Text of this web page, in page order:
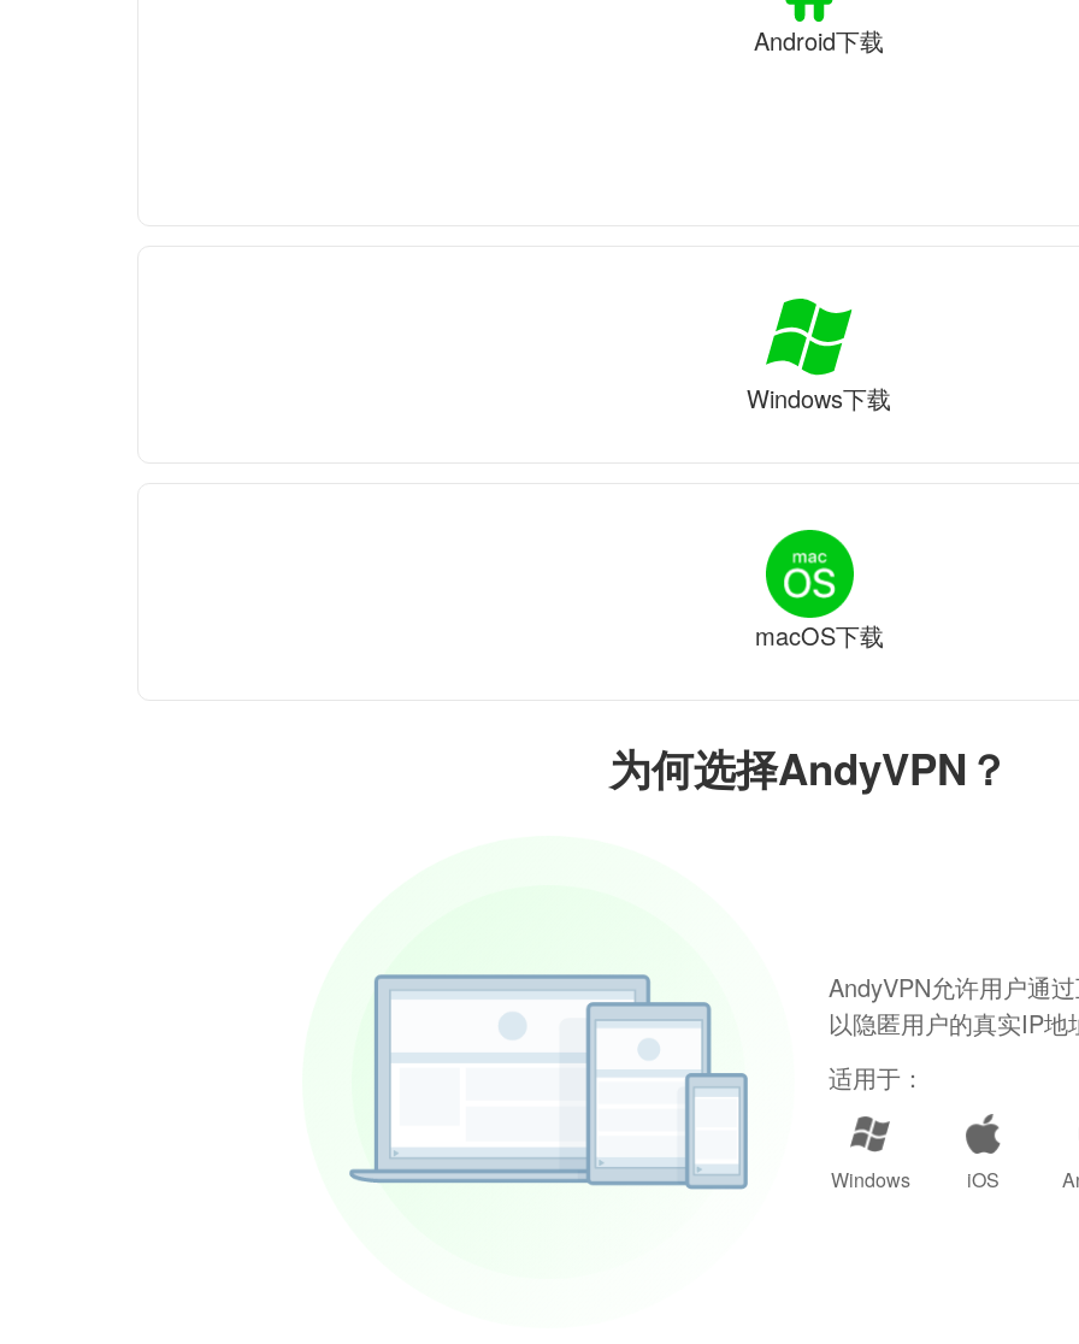
为何选择AndyVPN？
AndyVPN允许用户通
以隐匿用户的真实IP地
适用于：
Windows iOS
Android下载
Windows下载
macOS下载